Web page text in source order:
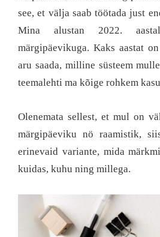
see, et välja saab töötada just
Mina alustan 2022.
märgipäevikuga. Kaks aastat
aru saada, milline süsteem
teemalehti ma kõige rohkem
Olenemata sellest, et mul on
märgipäeviku nö raamistik,
erinevaid variante, mida
kuidas, kuhu ning millega.